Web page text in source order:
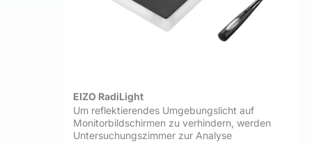
EIZO RadiLight
Um reflektierendes Umgebungslicht auf
Monitorbildschirmen zu verhindern, werden
Untersuchungszimmer zur Analyse